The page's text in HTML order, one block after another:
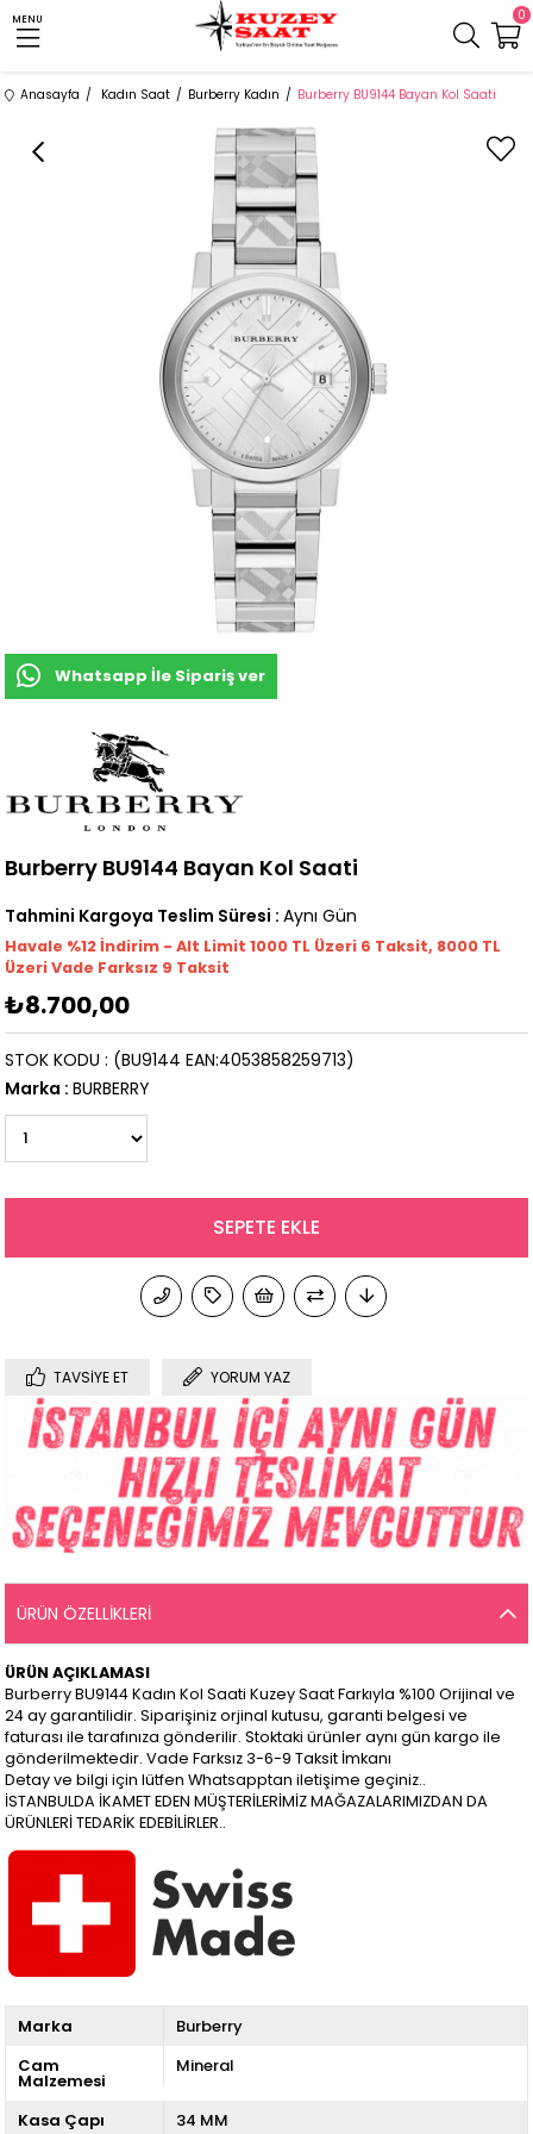
MENU 0
Anasayfa Kadın Saat Burberry Kadın Burberry BU9144 Bayan Kol Saati
Whatsapp İle Sipariş ver
Burberry BU9144 Bayan Kol Saati
Tahmini Kargoya Teslim Süresi : Aynı Gün
Havale %12 İndirim - Alt Limit 1000 TL Üzeri 6 Taksit, 8000 TL
Üzeri Vade Farksız 9 Taksit
₺8.700,00
(BU9144 EAN:4053858259713)
STOK KODU
Marka : BURBERRY
TAVSIYE ET YORUM YAZ
ÜRÜN ÖZELLIKLERI
ÜRÜN AÇIKLAMASI
Burberry BU9144 Kadın Kol Saati Kuzey Saat Farkıyla %100 Orijinal ve
24 ay garantilidir. Siparişiniz orjinal kutusu, garanti belgesi ve
faturası ile tarafınıza gönderilir. Stoktaki ürünler aynı gün kargo ile
gönderilmektedir. Vade Farksız 3-6-9 Taksit İmkanı
Detay ve bilgi için lütfen Whatsapptan iletişime geçiniz..
İSTANBULDA İKAMET EDEN MÜŞTERİLERİMİZ MAĞAZALARIMIZDAN DA
ÜRÜNLERİ TEDARİK EDEBİLİRLER..
Marka
Burberry
Cam
Malzemesi
Mineral
Kasa Çapı 34 MM